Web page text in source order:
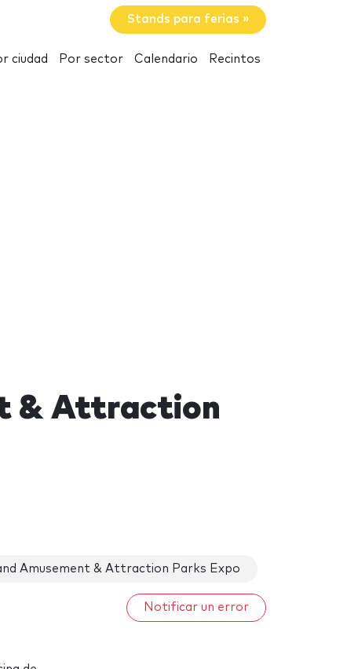
Stands para ferias »
ciudad Por sector Calendario Recintos
& Attraction
Amusement & Attraction Parks Expo
Notificar un error